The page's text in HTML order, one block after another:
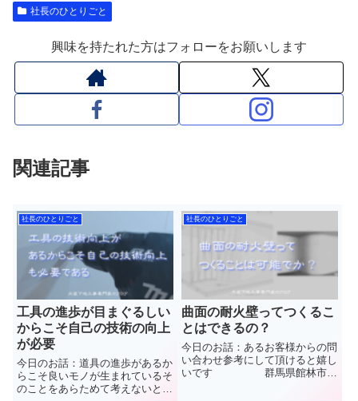
社長のひとりごと
興味を持たれた方はフォローをお願いします
関連記事
社長のひとりごと
工具の進歩が目まぐるしい
からこそ自己の技術の向上
が必要
今日のお話：道具の進歩があるか
らこそ良いモノが生まれているそ
のことをあらためて考えないとい
社長のひとりごと
曲面の耐火壁ってつくるこ
とはできるの？
今日のお話：あるお客様からの問
い合わせ参考にして頂けると嬉し
いです 群馬県館林市